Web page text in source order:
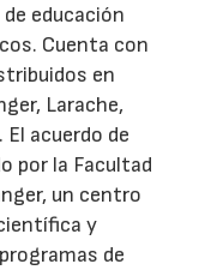
educación
Cuenta con
en
Larache,
acuerdo de
por la Facultad
un centro
y
de